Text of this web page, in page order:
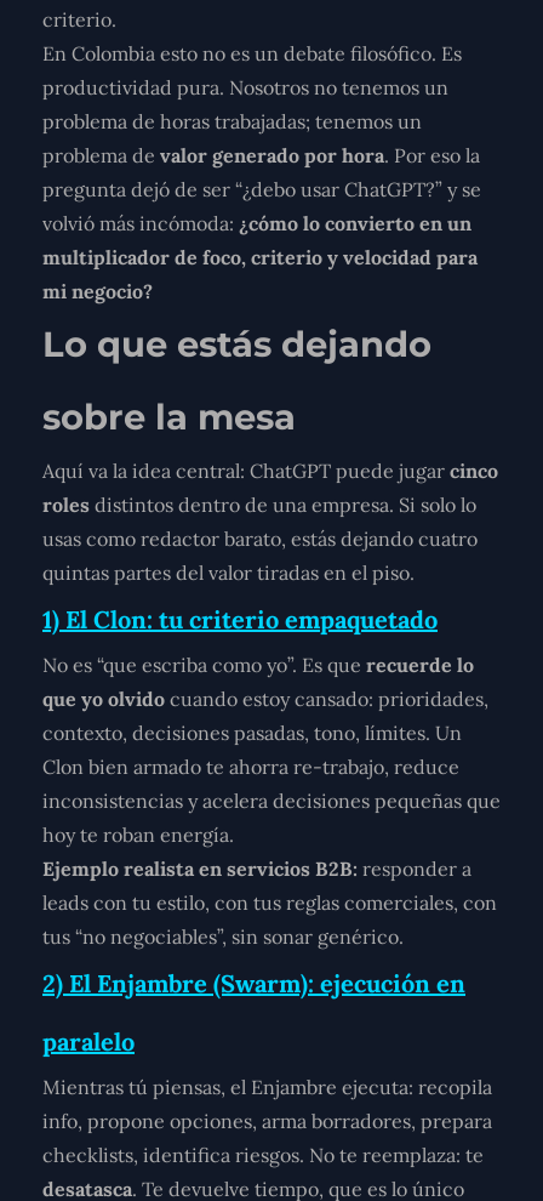
criterio.
En Colombia esto no es un debate filosófico. Es
productividad pura. Nosotros no tenemos un
problema de horas trabajadas; tenemos un
problema de valor generado por hora. Por eso la
pregunta dejó de ser “¿debo usar ChatGPT?” y se
volvió más incómoda: ¿cómo lo convierto en un
multiplicador de foco, criterio y velocidad para
mi negocio?
Lo que estás dejando
sobre la mesa
Aquí va la idea central: ChatGPT puede jugar cinco
roles distintos dentro de una empresa. Si solo lo
usas como redactor barato, estás dejando cuatro
quintas partes del valor tiradas en el piso.
1) El Clon: tu criterio empaquetado
No es “que escriba como yo”. Es que recuerde lo
que yo olvido cuando estoy cansado: prioridades,
contexto, decisiones pasadas, tono, límites. Un
Clon bien armado te ahorra re-trabajo, reduce
inconsistencias y acelera decisiones pequeñas que
hoy te roban energía.
Ejemplo realista en servicios B2B: responder a
leads con tu estilo, con tus reglas comerciales, con
tus “no negociables”, sin sonar genérico.
2) El Enjambre (Swarm): ejecución en
paralelo
Mientras tú piensas, el Enjambre ejecuta: recopila
info, propone opciones, arma borradores, prepara
checklists, identifica riesgos. No te reemplaza: te
desatasca. Te devuelve tiempo, que es lo único